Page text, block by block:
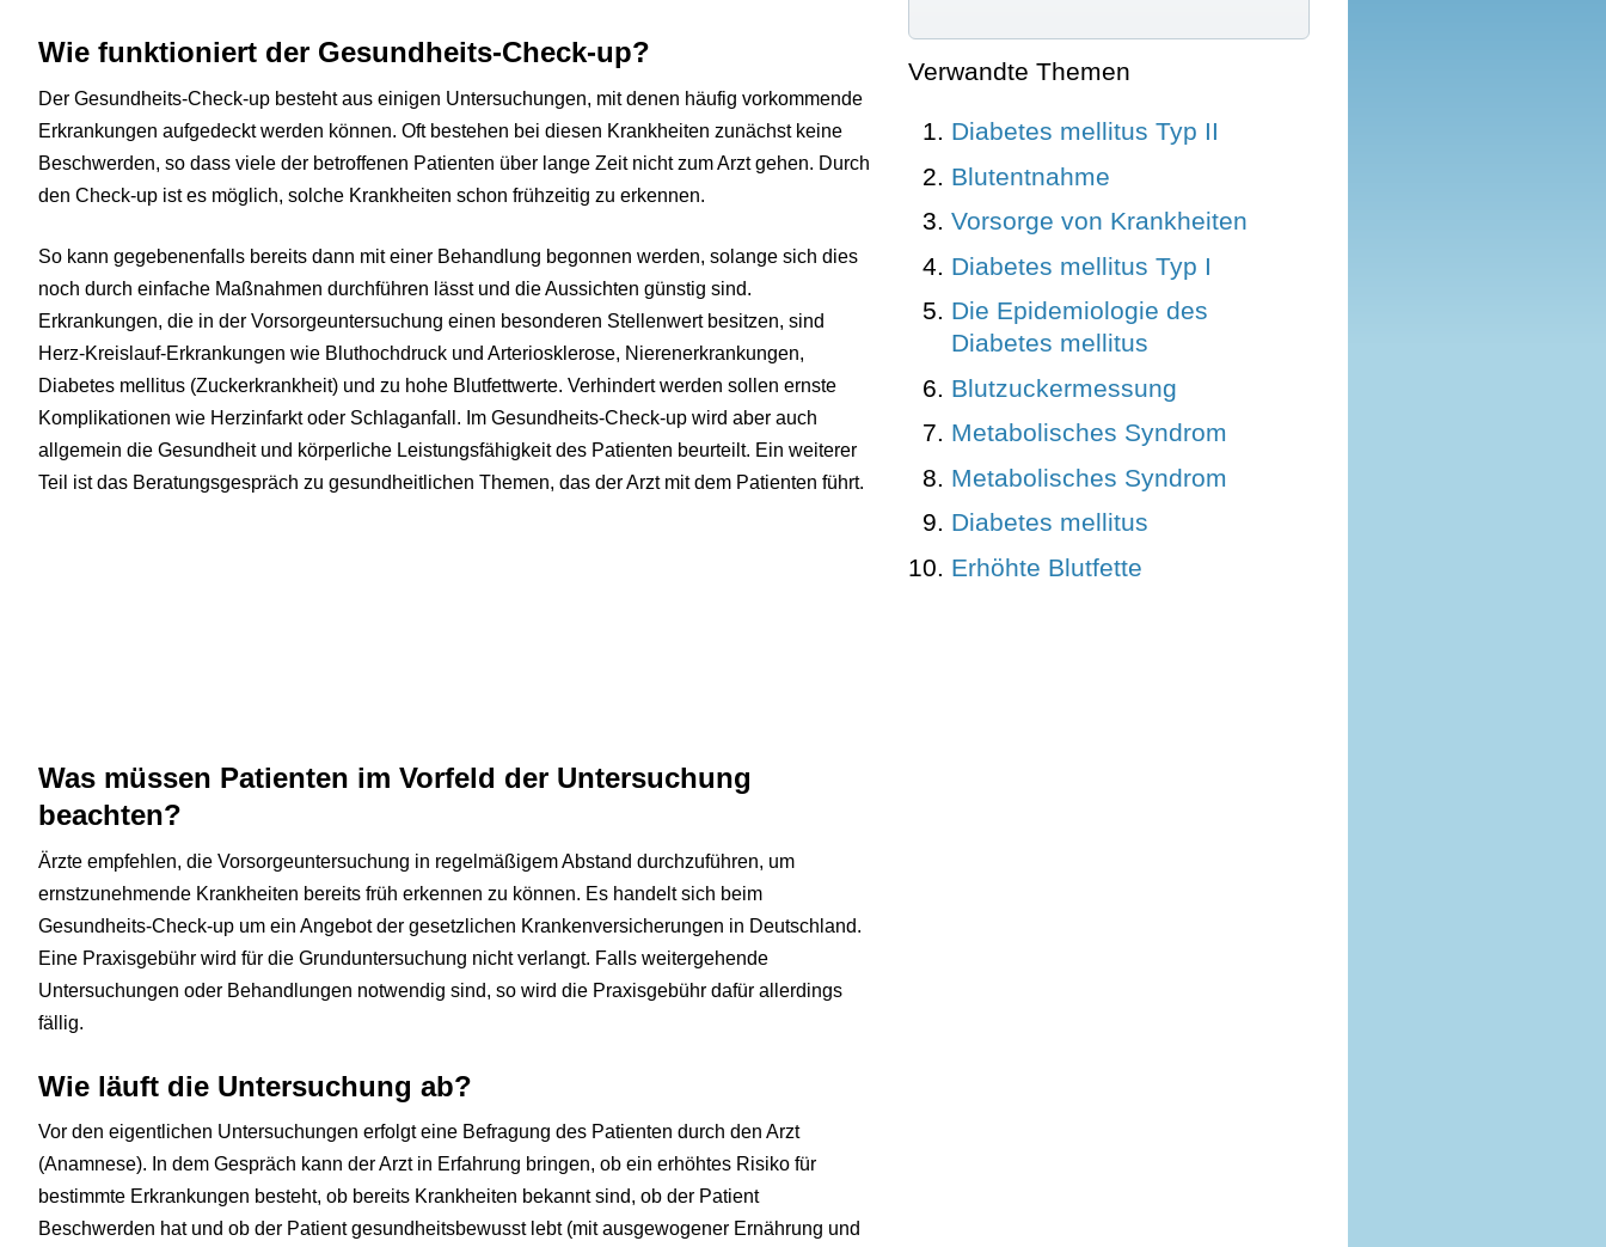
Wie funktioniert der Gesundheits-Check-up?
Der Gesundheits-Check-up besteht aus einigen Untersuchungen, mit denen häufig vorkommende
Erkrankungen aufgedeckt werden können. Oft bestehen bei diesen Krankheiten zunächst keine
Beschwerden, so dass viele der betroffenen Patienten über lange Zeit nicht zum Arzt gehen. Durch
den Check-up ist es möglich, solche Krankheiten schon frühzeitig zu erkennen.
So kann gegebenenfalls bereits dann mit einer Behandlung begonnen werden, solange sich dies
noch durch einfache Maßnahmen durchführen lässt und die Aussichten günstig sind.
Erkrankungen, die in der Vorsorgeuntersuchung einen besonderen Stellenwert besitzen, sind
Herz-Kreislauf-Erkrankungen wie Bluthochdruck und Arteriosklerose, Nierenerkrankungen,
Diabetes mellitus (Zuckerkrankheit) und zu hohe Blutfettwerte. Verhindert werden sollen ernste
Komplikationen wie Herzinfarkt oder Schlaganfall. Im Gesundheits-Check-up wird aber auch
allgemein die Gesundheit und körperliche Leistungsfähigkeit des Patienten beurteilt. Ein weiterer
Teil ist das Beratungsgespräch zu gesundheitlichen Themen, das der Arzt mit dem Patienten führt.
Was müssen Patienten im Vorfeld der Untersuchung
beachten?
Ärzte empfehlen, die Vorsorgeuntersuchung in regelmäßigem Abstand durchzuführen, um
ernstzunehmende Krankheiten bereits früh erkennen zu können. Es handelt sich beim
Gesundheits-Check-up um ein Angebot der gesetzlichen Krankenversicherungen in Deutschland.
Eine Praxisgebühr wird für die Grunduntersuchung nicht verlangt. Falls weitergehende
Untersuchungen oder Behandlungen notwendig sind, so wird die Praxisgebühr dafür allerdings
fällig.
Wie läuft die Untersuchung ab?
Vor den eigentlichen Untersuchungen erfolgt eine Befragung des Patienten durch den Arzt
(Anamnese). In dem Gespräch kann der Arzt in Erfahrung bringen, ob ein erhöhtes Risiko für
bestimmte Erkrankungen besteht, ob bereits Krankheiten bekannt sind, ob der Patient
Beschwerden hat und ob der Patient gesundheitsbewusst lebt (mit ausgewogener Ernährung und
Verwandte Themen
Diabetes mellitus Typ II
Blutentnahme
Vorsorge von Krankheiten
Diabetes mellitus Typ I
Die Epidemiologie des
Diabetes mellitus
Blutzuckermessung
Metabolisches Syndrom
Metabolisches Syndrom
Diabetes mellitus
Erhöhte Blutfette